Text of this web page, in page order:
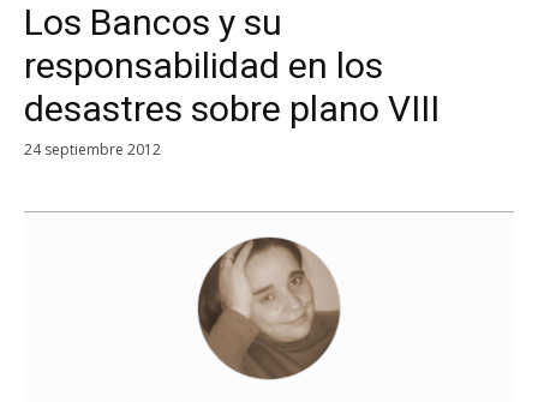
Los Bancos y su
responsabilidad en los
desastres sobre plano VIII
24 septiembre 2012